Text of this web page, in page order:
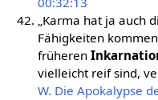
„Karma hat ja auch
Fähigkeiten
früheren
vielleicht reif sind,
W. Die Apokalypse